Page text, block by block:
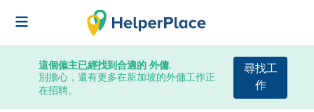
這個僱主已經找到合適的 外傭.
別擔心，還有更多在新加坡的外傭工作正
在招聘。
尋找工
作